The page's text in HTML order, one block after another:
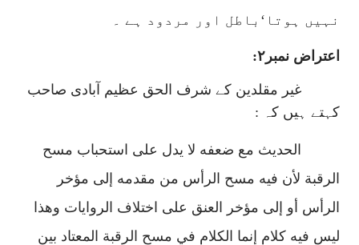
نہیں ہوتا‘باطل اور مردود ہے ۔
اعتراض نمبر۲:
غیر مقلدین کے شرف الحق عظیم آبادی صاحب
کہتے ہیں کہ :
الحديث مع ضعفه لا يدل على استحباب مسح
الرقبة لأن فيه مسح الرأس من مقدمه إلى مؤخر
الرأس أو إلى مؤخر العنق على اختلاف الروايات وهذا
ليس فيه كلام إنما الكلام في مسح الرقبة المعتاد بين